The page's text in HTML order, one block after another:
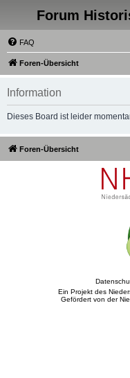
Forum
FAQ
Foren-Übersicht
Information
Dieses Board ist leider
Foren-Übersicht
Ein Projekt des
Gefördert von der